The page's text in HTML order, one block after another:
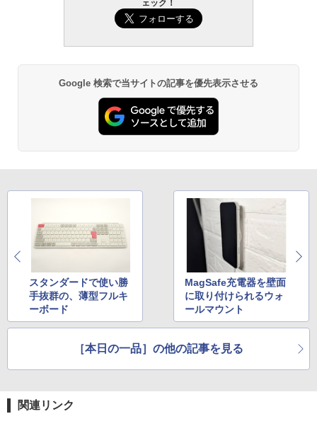
ェック！
Google 検索で当サイトの記事を優先表示させる
スタンダードで使い勝
手抜群の、薄型フルキ
ーボード
MagSafe充電器を壁面
に取り付けられるウォ
ールマウント
［本日の一品］の他の記事を見る
関連リンク